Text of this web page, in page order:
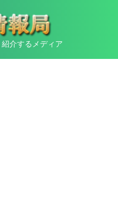
介するメディア